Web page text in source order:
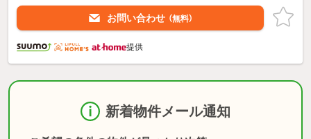
お問い合わせ （無料）
提供
新着物件メール通知